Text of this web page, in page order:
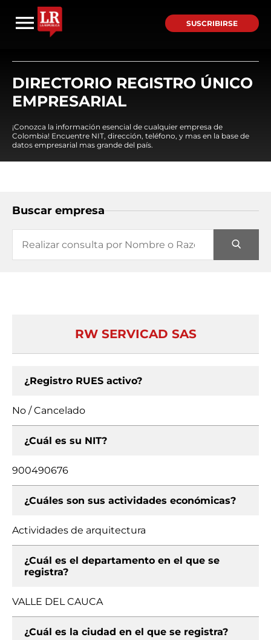
SUSCRIBIRSE
DIRECTORIO REGISTRO ÚNICO
EMPRESARIAL
¡Conozca la información esencial de cualquier empresa de
Colombia! Encuentre NIT, dirección, teléfono, y mas en la base de
datos empresarial mas grande del país.
Buscar empresa
RW SERVICAD SAS
¿Registro RUES activo?
No / Cancelado
¿Cuál es su NIT?
900490676
¿Cuáles son sus actividades económicas?
Actividades de arquitectura
¿Cuál es el departamento en el que se
registra?
VALLE DEL CAUCA
¿Cuál es la ciudad en el que se registra?